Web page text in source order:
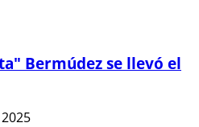
Bermúdez se llevó el